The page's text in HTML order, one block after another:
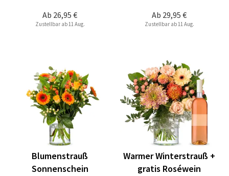
Ab 26,95 €
Zustellbar ab 11 Aug.
Ab 29,95 €
Zustellbar ab 11 Aug.
Blumenstrauß
Sonnenschein
Warmer Winterstrauß +
gratis Roséwein